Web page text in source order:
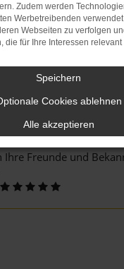
Sie mit der Beratung
Mitarbeiter?
Sie mit der Betreuung
Ihre Freunde und
Zudem werden
Werbetreibenden
Webseiten zu verfolgen
die für Ihre Interessen relevant
Speichern
Cookies ablehnen
Alle akzeptieren